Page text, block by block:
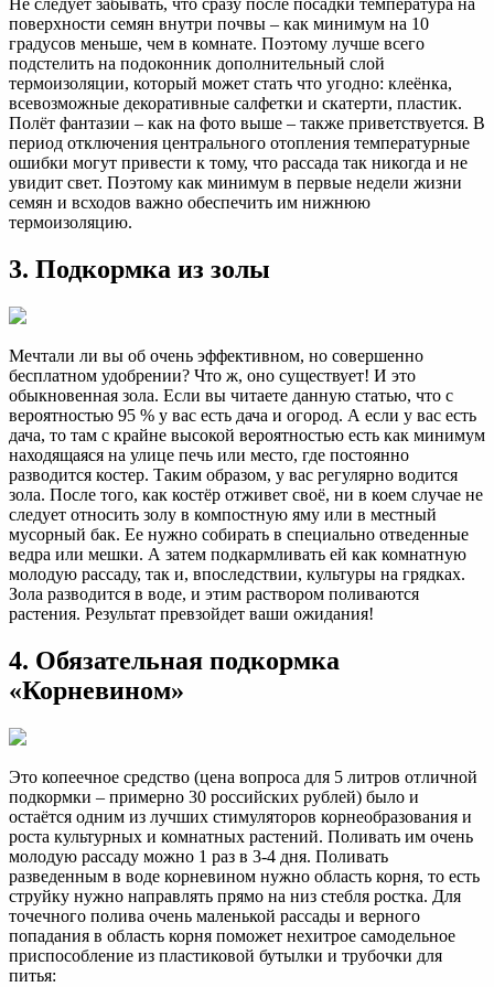
Не следует забывать, что сразу после посадки температура на
поверхности семян внутри почвы – как минимум на 10
градусов меньше, чем в комнате. Поэтому лучше всего
подстелить на подоконник дополнительный слой
термоизоляции, который может стать что угодно: клеёнка,
всевозможные декоративные салфетки и скатерти, пластик.
Полёт фантазии – как на фото выше – также приветствуется. В
период отключения центрального отопления температурные
ошибки могут привести к тому, что рассада так никогда и не
увидит свет. Поэтому как минимум в первые недели жизни
семян и всходов важно обеспечить им нижнюю
термоизоляцию.
3. Подкормка из золы
Мечтали ли вы об очень эффективном, но совершенно
бесплатном удобрении? Что ж, оно существует! И это
обыкновенная зола. Если вы читаете данную статью, что с
вероятностью 95 % у вас есть дача и огород. А если у вас есть
дача, то там с крайне высокой вероятностью есть как минимум
находящаяся на улице печь или место, где постоянно
разводится костер. Таким образом, у вас регулярно водится
зола. После того, как костёр отживет своё, ни в коем случае не
следует относить золу в компостную яму или в местный
мусорный бак. Ее нужно собирать в специально отведенные
ведра или мешки. А затем подкармливать ей как комнатную
молодую рассаду, так и, впоследствии, культуры на грядках.
Зола разводится в воде, и этим раствором поливаются
растения. Результат превзойдет ваши ожидания!
4. Обязательная подкормка
«Корневином»
Это копеечное средство (цена вопроса для 5 литров отличной
подкормки – примерно 30 российских рублей) было и
остаётся одним из лучших стимуляторов корнеобразования и
роста культурных и комнатных растений. Поливать им очень
молодую рассаду можно 1 раз в 3-4 дня. Поливать
разведенным в воде корневином нужно область корня, то есть
струйку нужно направлять прямо на низ стебля ростка. Для
точечного полива очень маленькой рассады и верного
попадания в область корня поможет нехитрое самодельное
приспособление из пластиковой бутылки и трубочки для
питья: